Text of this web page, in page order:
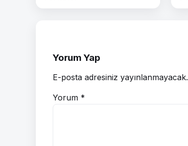
Yorum Yap
E-posta adresiniz yayınlanmayacak.
Yorum *